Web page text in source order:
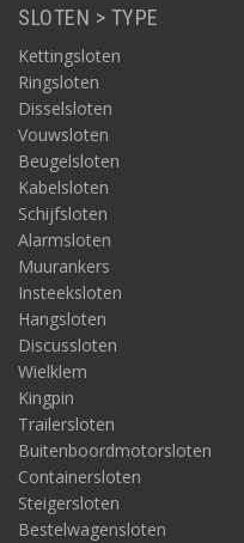
SLOTEN > TYPE
Kettingsloten
Ringsloten
Disselsloten
Vouwsloten
Beugelsloten
Kabelsloten
Schijfsloten
Alarmsloten
Muurankers
Insteeksloten
Hangsloten
Discussloten
Wielklem
Kingpin
Trailersloten
Buitenboordmotorsloten
Containersloten
Steigersloten
Bestelwagensloten